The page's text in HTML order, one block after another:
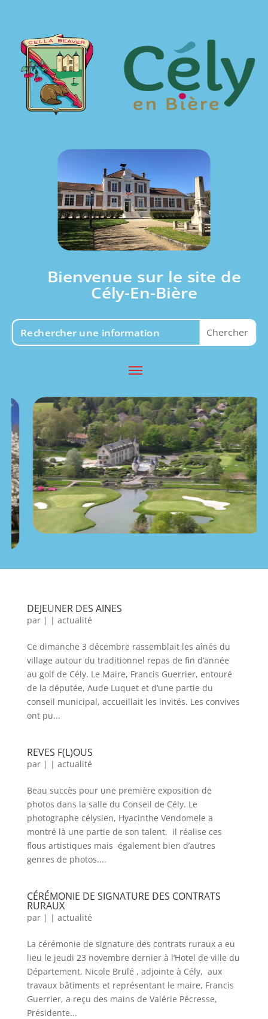
Bienvenue sur le site de
Cély-En-Bière
DEJEUNER DES AINES
par | | actualité
Ce dimanche 3 décembre rassemblait les aînés du
village autour du traditionnel repas de fin d’année
au golf de Cély. Le Maire, Francis Guerrier, entouré
de la députée, Aude Luquet et d’une partie du
conseil municipal, accueillait les invités. Les convives
ont pu...
REVES F(L)OUS
par | | actualité
Beau succès pour une première exposition de
photos dans la salle du Conseil de Cély. Le
photographe célysien, Hyacinthe Vendomele a
montré là une partie de son talent, il réalise ces
flous artistiques mais également bien d’autres
genres de photos....
CÉRÉMONIE DE SIGNATURE DES CONTRATS
RURAUX
par | | actualité
La cérémonie de signature des contrats ruraux a eu
lieu le jeudi 23 novembre dernier à l’Hotel de ville du
Département. Nicole Brulé , adjointe à Cély, aux
travaux bâtiments et représentant le maire, Francis
Guerrier, a reçu des mains de Valérie Pécresse,
Présidente...